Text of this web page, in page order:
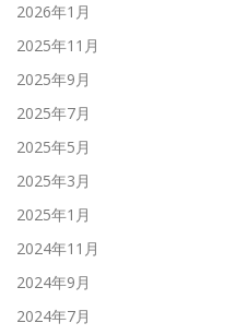
2026年1月
2025年11月
2025年9月
2025年7月
2025年5月
2025年3月
2025年1月
2024年11月
2024年9月
2024年7月